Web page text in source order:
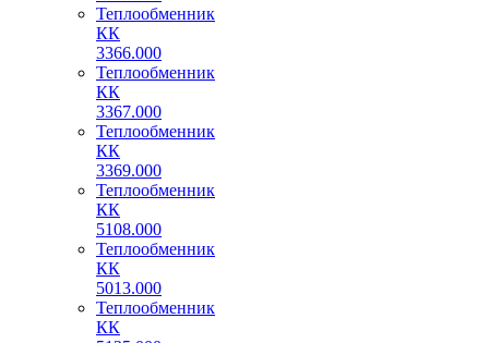
Теплообменник
КК
3366.000
Теплообменник
КК
3367.000
Теплообменник
КК
3369.000
Теплообменник
КК
5108.000
Теплообменник
КК
5013.000
Теплообменник
КК